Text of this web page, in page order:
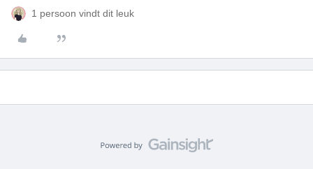
1 persoon vindt dit leuk